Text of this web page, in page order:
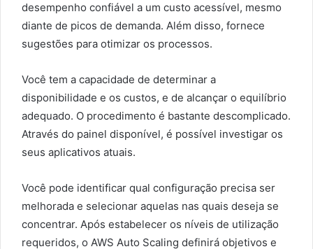
desempenho confiável a um custo acessível, mesmo
diante de picos de demanda. Além disso, fornece
sugestões para otimizar os processos.
Você tem a capacidade de determinar a
disponibilidade e os custos, e de alcançar o equilíbrio
adequado. O procedimento é bastante descomplicado.
Através do painel disponível, é possível investigar os
seus aplicativos atuais.
Você pode identificar qual configuração precisa ser
melhorada e selecionar aquelas nas quais deseja se
concentrar. Após estabelecer os níveis de utilização
requeridos, o AWS Auto Scaling definirá objetivos e